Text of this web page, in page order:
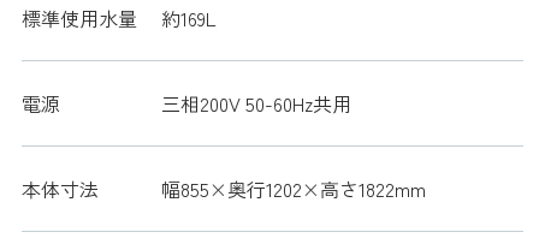
標準使用水量 約169L
電源 三相200V 50-60Hz共用
本体寸法 幅855×奥行1202×高さ1822mm